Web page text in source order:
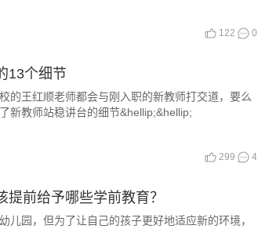
122 0
13个细节
王红顺老师都会与刚入职的新教师打交道，要么
新教师站稳讲台的细节&hellip;&hellip;
299 4
前给予哪些学前教育？
园，但为了让自己的孩子更好地适应新的环境，